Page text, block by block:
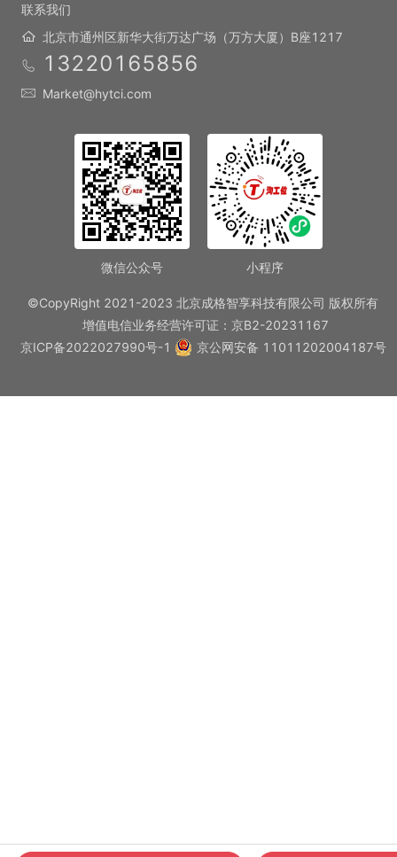
联系我们
北京市通州区新华大街万达广场（万方大厦）B座1217
13220165856
Market@hytci.com
微信公众号 小程序
©CopyRight 2021-2023 北京成格智享科技有限公司 版权所有
增值电信业务经营许可证：京B2-20231167
京ICP备2022027990号-1
京公网安备 11011202004187号